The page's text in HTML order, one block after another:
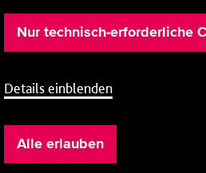
Nur technisch-erforderliche
Details einblenden
Alle erlauben